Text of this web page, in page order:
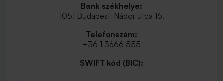
Bank székhelye:
1051 Budapest, Nádor utca 16.
Telefonszám:
+36 1 3666 555
SWIFT kód (BIC):